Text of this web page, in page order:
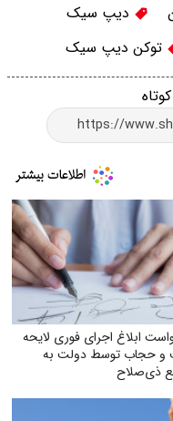
دیپ سیک
توکن دیپ سیک
ابلاغ اجرای فوری لایحه
و حجاب توسط دولت به
ذی‌صلاح